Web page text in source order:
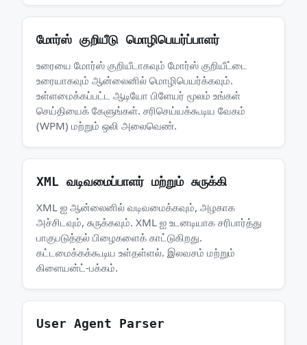
மோர்ஸ் குறியீடு மொழிபெயர்ப்பாளர்
உரையை மோர்ஸ் குறியீடாகவும் மோர்ஸ் குறியீட்டை
உரையாகவும் ஆன்லைனில் மொழிபெயர்க்கவும்.
உள்ளமைக்கப்பட்ட ஆடியோ பிளேயர் மூலம் உங்கள்
செய்தியைக் கேளுங்கள். சரிசெய்யக்கூடிய வேகம்
(WPM) மற்றும் ஒலி அலைவெண்.
XML வடிவமைப்பாளர் மற்றும் சுருக்கி
XML ஐ ஆன்லைனில் வடிவமைக்கவும், அழகாக
அச்சிடவும், சுருக்கவும். XML ஐ உடனடியாக சரிபார்த்து
பாகுபடுத்தல் பிழைகளைக் காட்டுகிறது.
கட்டமைக்கக்கூடிய உள்தள்ளல். இலவசம் மற்றும்
கிளையன்ட்-பக்கம்.
User Agent Parser